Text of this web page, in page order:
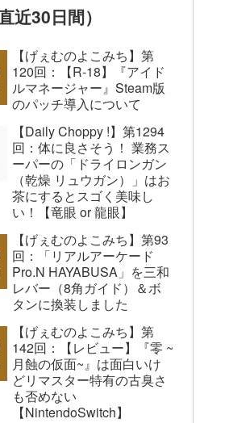
近30日間）
【げぇむのよこみち】第
120回：【R-18】『アイド
ルマネージャー』Steam版
のパッチ導入について
【Daily Choppy !】第1294
回：体に良さそう！ 業務ス
ーパーの「ドライロンガン
（乾燥 リュウガン）」はお
茶にするとスゴく美味し
い！【竜眼 or 龍眼】
【げぇむのよこみち】第93
回：「リアルアーケード
Pro.N HAYABUSA」を三和
レバー（8角ガイド）＆ボ
タンに換装しました
【げぇむのよこみち】第
142回：【レビュー】『零 ~
月蝕の仮面~』は面白いけ
どリマスター特有の古臭さ
も否めない
【NintendoSwitch】